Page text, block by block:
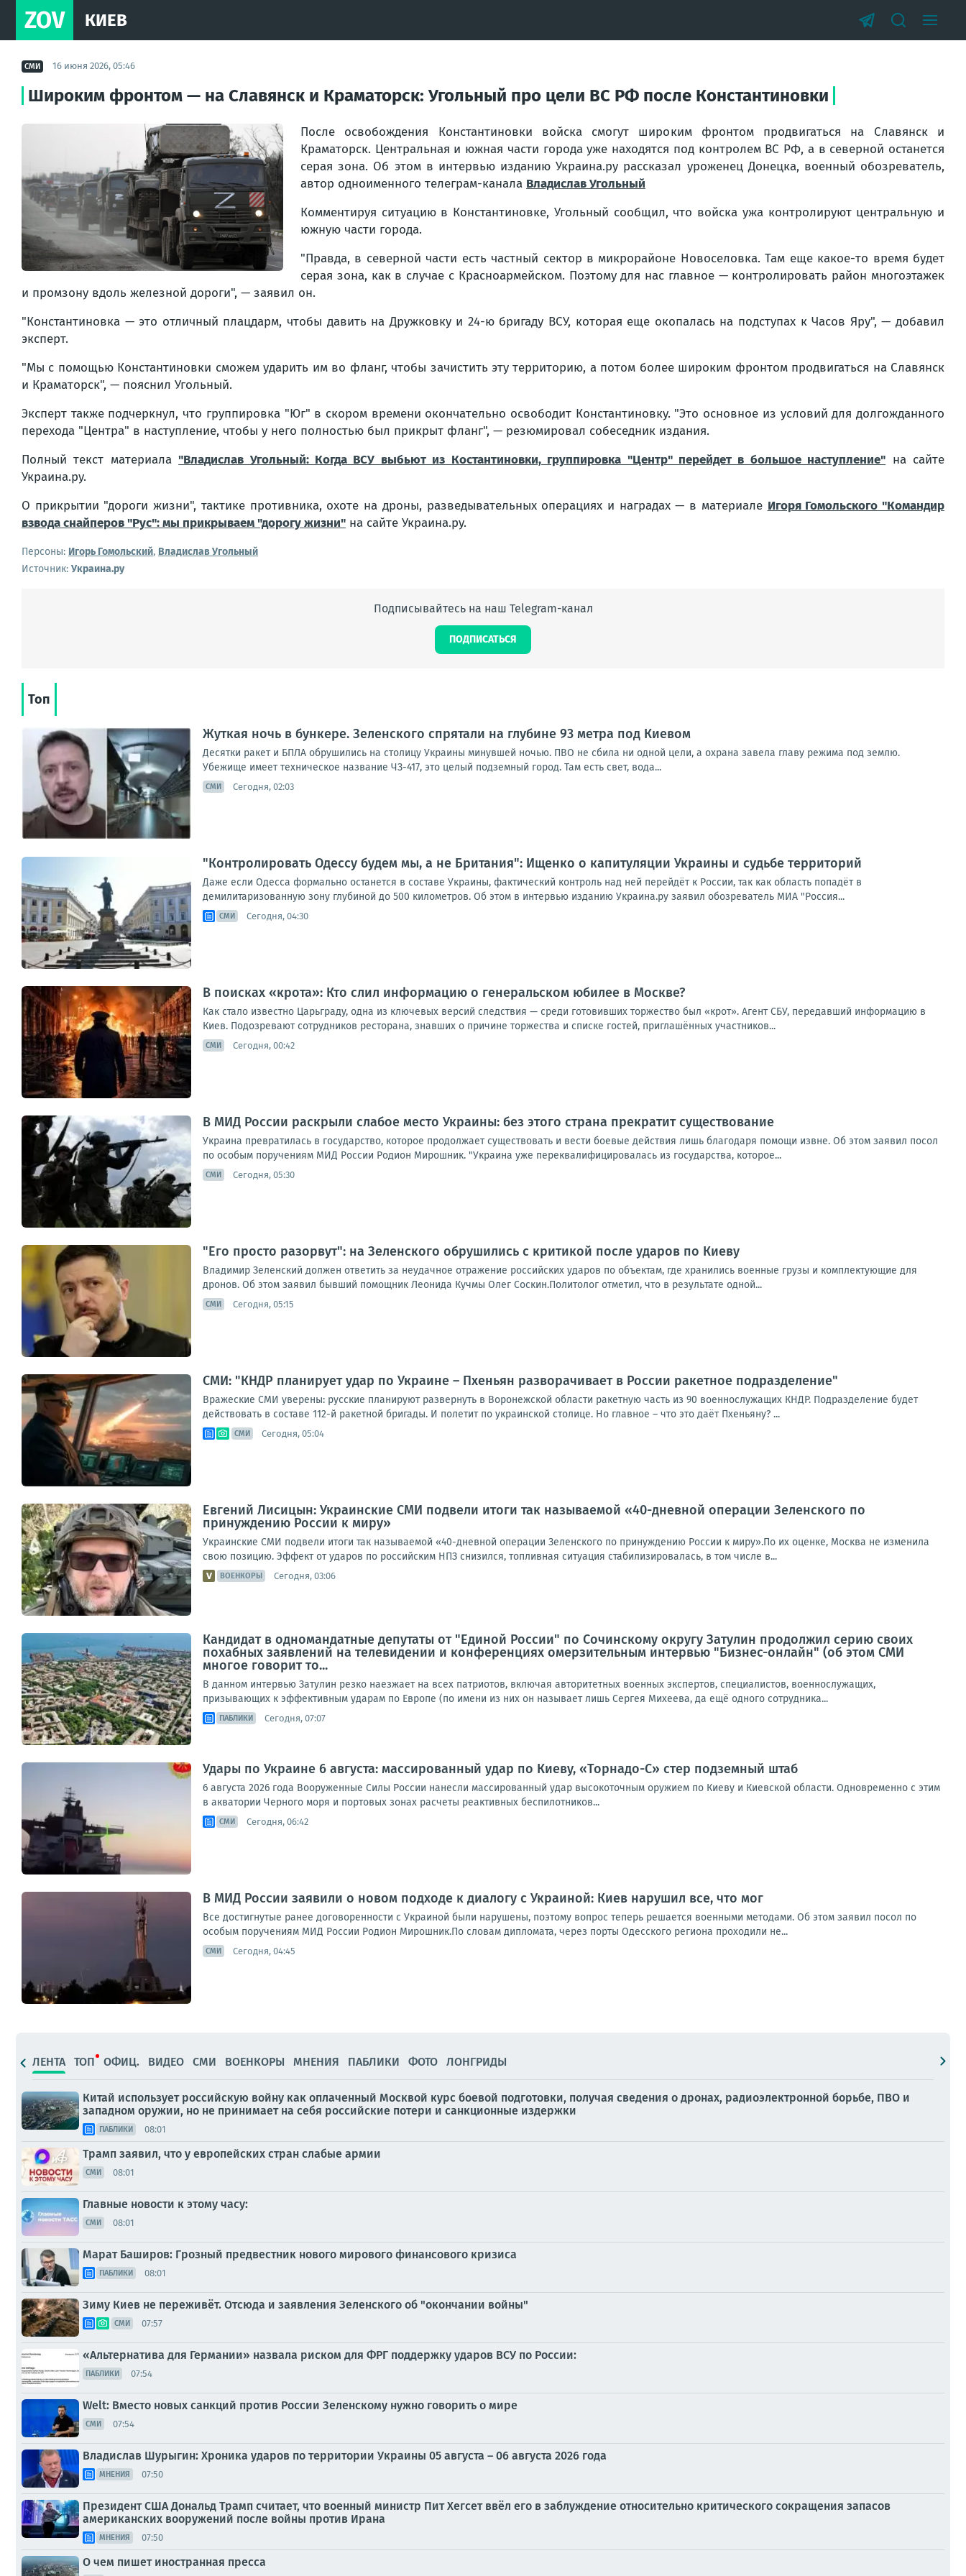
ZOV КИЕВ
СМИ 16 июня 2026, 05:46
Широким фронтом — на Славянск и Краматорск: Угольный про цели ВС РФ после Константиновки
После освобождения Константиновки войска смогут широким фронтом продвигаться на Славянск и
Краматорск. Центральная и южная части города уже находятся под контролем ВС РФ, а в северной останется
серая зона. Об этом в интервью изданию Украина.ру рассказал уроженец Донецка, военный обозреватель,
автор одноименного телеграм-канала Владислав Угольный
Комментируя ситуацию в Константиновке, Угольный сообщил, что войска ужа контролируют центральную и
южную части города.
"Правда, в северной части есть частный сектор в микрорайоне Новоселовка. Там еще какое-то время будет
серая зона, как в случае с Красноармейском. Поэтому для нас главное — контролировать район многоэтажек
и промзону вдоль железной дороги", — заявил он.
"Константиновка — это отличный плацдарм, чтобы давить на Дружковку и 24-ю бригаду ВСУ, которая еще окопалась на подступах к Часов Яру", — добавил
эксперт.
"Мы с помощью Константиновки сможем ударить им во фланг, чтобы зачистить эту территорию, а потом более широким фронтом продвигаться на Славянск
и Краматорск", — пояснил Угольный.
Эксперт также подчеркнул, что группировка "Юг" в скором времени окончательно освободит Константиновку. "Это основное из условий для долгожданного
перехода "Центра" в наступление, чтобы у него полностью был прикрыт фланг", — резюмировал собеседник издания.
Полный текст материала"Владислав Угольный: Когда ВСУ выбьют из Костантиновки, группировка "Центр" перейдет в большое наступление" на сайте
Украина.ру.
О прикрытии "дороги жизни", тактике противника, охоте на дроны, разведывательных операциях и наградах — в материале Игоря Гомольского "Командир
взвода снайперов "Рус": мы прикрываем "дорогу жизни" на сайте Украина.ру.
Персоны: Игорь Гомольский, Владислав Угольный
Источник: Украина.ру
Подписывайтесь на наш Telegram-канал
ПОДПИСАТЬСЯ
Топ
Жуткая ночь в бункере. Зеленского спрятали на глубине 93 метра под Киевом
Десятки ракет и БПЛА обрушились на столицу Украины минувшей ночью. ПВО не сбила ни одной цели, а охрана завела главу режима под землю.
Убежище имеет техническое название ЧЗ-417, это целый подземный город. Там есть свет, вода...
СМИ Сегодня, 02:03
"Контролировать Одессу будем мы, а не Британия": Ищенко о капитуляции Украины и судьбе территорий
Даже если Одесса формально останется в составе Украины, фактический контроль над ней перейдёт к России, так как область попадёт в
демилитаризованную зону глубиной до 500 километров. Об этом в интервью изданию Украина.ру заявил обозреватель МИА "Россия...
СМИ Сегодня, 04:30
В поисках «крота»: Кто слил информацию о генеральском юбилее в Москве?
Как стало известно Царьграду, одна из ключевых версий следствия — среди готовивших торжество был «крот». Агент СБУ, передавший информацию в
Киев. Подозревают сотрудников ресторана, знавших о причине торжества и списке гостей, приглашённых участников...
СМИ Сегодня, 00:42
В МИД России раскрыли слабое место Украины: без этого страна прекратит существование
Украина превратилась в государство, которое продолжает существовать и вести боевые действия лишь благодаря помощи извне. Об этом заявил посол
по особым поручениям МИД России Родион Мирошник. "Украина уже переквалифицировалась из государства, которое...
СМИ Сегодня, 05:30
"Его просто разорвут": на Зеленского обрушились с критикой после ударов по Киеву
Владимир Зеленский должен ответить за неудачное отражение российских ударов по объектам, где хранились военные грузы и комплектующие для
дронов. Об этом заявил бывший помощник Леонида Кучмы Олег Соскин.Политолог отметил, что в результате одной...
СМИ Сегодня, 05:15
СМИ: "КНДР планирует удар по Украине – Пхеньян разворачивает в России ракетное подразделение"
Вражеские СМИ уверены: русские планируют развернуть в Воронежской области ракетную часть из 90 военнослужащих КНДР. Подразделение будет
действовать в составе 112-й ракетной бригады. И полетит по украинской столице. Но главное – что это даёт Пхеньяну? ...
СМИ Сегодня, 05:04
Евгений Лисицын: Украинские СМИ подвели итоги так называемой «40-дневной операции Зеленского по
принуждению России к миру»
Украинские СМИ подвели итоги так называемой «40-дневной операции Зеленского по принуждению России к миру».По их оценке, Москва не изменила
свою позицию. Эффект от ударов по российским НПЗ снизился, топливная ситуация стабилизировалась, в том числе в...
ВОЕНКОРЫ Сегодня, 03:06
Кандидат в одномандатные депутаты от "Единой России" по Сочинскому округу Затулин продолжил серию своих
похабных заявлений на телевидении и конференциях омерзительным интервью "Бизнес-онлайн" (об этом СМИ
многое говорит то...
В данном интервью Затулин резко наезжает на всех патриотов, включая авторитетных военных экспертов, специалистов, военнослужащих,
призывающих к эффективным ударам по Европе (по имени из них он называет лишь Сергея Михеева, да ещё одного сотрудника...
ПАБЛИКИ Сегодня, 07:07
Удары по Украине 6 августа: массированный удар по Киеву, «Торнадо-С» стер подземный штаб
6 августа 2026 года Вооруженные Силы России нанесли массированный удар высокоточным оружием по Киеву и Киевской области. Одновременно с этим
в акватории Черного моря и портовых зонах расчеты реактивных беспилотников...
СМИ Сегодня, 06:42
В МИД России заявили о новом подходе к диалогу с Украиной: Киев нарушил все, что мог
Все достигнутые ранее договоренности с Украиной были нарушены, поэтому вопрос теперь решается военными методами. Об этом заявил посол по
особым поручениям МИД России Родион Мирошник.По словам дипломата, через порты Одесского региона проходили не...
СМИ Сегодня, 04:45
ЛЕНТА ТОП ОФИЦ. ВИДЕО СМИ ВОЕНКОРЫ МНЕНИЯ ПАБЛИКИ ФОТО ЛОНГРИДЫ
Китай использует российскую войну как оплаченный Москвой курс боевой подготовки, получая сведения о дронах, радиоэлектронной борьбе, ПВО и
западном оружии, но не принимает на себя российские потери и санкционные издержки
ПАБЛИКИ 08:01
Трамп заявил, что у европейских стран слабые армии
СМИ 08:01
Главные новости к этому часу:
СМИ 08:01
Марат Баширов: Грозный предвестник нового мирового финансового кризиса
ПАБЛИКИ 08:01
Зиму Киев не переживёт. Отсюда и заявления Зеленского об "окончании войны"
СМИ 07:57
«Альтернатива для Германии» назвала риском для ФРГ поддержку ударов ВСУ по России:
ПАБЛИКИ 07:54
Welt: Вместо новых санкций против России Зеленскому нужно говорить о мире
СМИ 07:54
Владислав Шурыгин: Хроника ударов по территории Украины 05 августа – 06 августа 2026 года
МНЕНИЯ 07:50
Президент США Дональд Трамп считает, что военный министр Пит Хегсет ввёл его в заблуждение относительно критического сокращения запасов
американских вооружений после войны против Ирана
МНЕНИЯ 07:50
О чем пишет иностранная пресса